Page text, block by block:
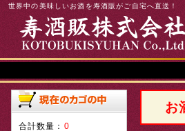
世界中の美味しいお酒を寿酒販がご自宅へ直送！
合計数量： 0
お